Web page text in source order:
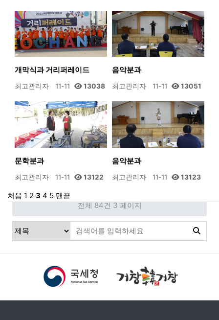
개막식과 거리퍼레이드
최고관리자 11-11 13038
음악분과
최고관리자 11-11 13051
문학분과
최고관리자 11-11 13122
음악분과
최고관리자 11-11 13123
처음 1 2 3 4 5 맨끝
전체 84건 3 페이지